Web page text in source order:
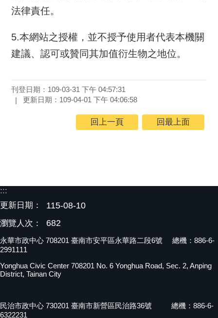
法律責任。
5.本網站之授權，並不授予使用者代表本機關
建議、認可或贊同其加值衍生物之地位。
刊登日期：109-03-31 下午 04:57:31
更新日期：109-04-01 下午 04:06:58
回上一頁 回最上面
:::
更新日期：
115-08-10
瀏覽人次： 682
永華市政中心 708201 臺南市安平區永華路二段6號 總機：886-6-
2991111
Yonghua Civic Center 708201 No. 6 Yonghua Road, Sec. 2, Anping
District, Tainan City
民治市政中心 730201 臺南市新營區民治路36號 總機：886-6-
6322231